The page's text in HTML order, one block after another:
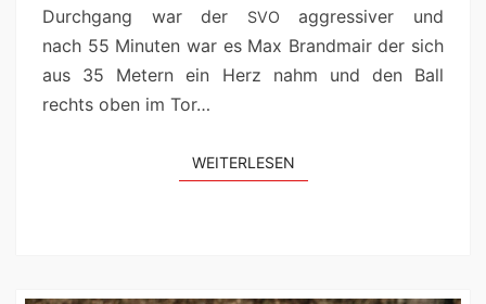
Durch­gang war der
SVO
aggres­siv­er und
nach 55 Minuten war es Max Brand­mair der sich
aus 35 Metern ein Herz nahm und den Ball
rechts oben im Tor…
WEIT­ER­LESEN